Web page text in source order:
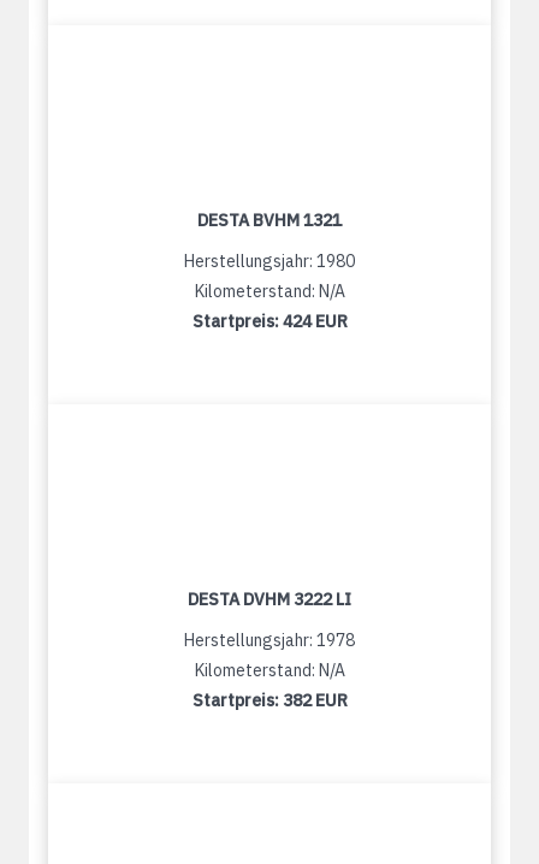
DESTA BVHM 1321
Herstellungsjahr: 1980
Kilometerstand: N/A
Startpreis:424 EUR
DESTA DVHM 3222 LI
Herstellungsjahr: 1978
Kilometerstand: N/A
Startpreis: 382 EUR